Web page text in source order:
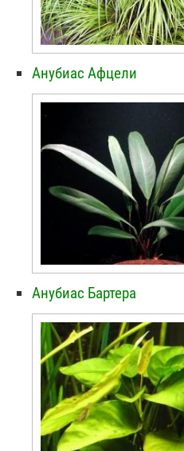
Анубиас Афцели
Анубиас Бартера